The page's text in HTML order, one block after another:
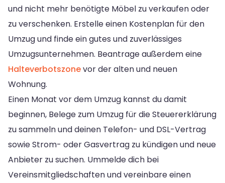
und nicht mehr benötigte Möbel zu verkaufen oder
zu verschenken. Erstelle einen Kostenplan für den
Umzug und finde ein gutes und zuverlässiges
Umzugsunternehmen. Beantrage außerdem eine
Halteverbotszonevor der alten und neuen
Wohnung.
Einen Monat vor dem Umzug kannst du damit
beginnen, Belege zum Umzug für die Steuererklärung
zu sammeln und deinen Telefon- und DSL-Vertrag
sowie Strom- oder Gasvertrag zu kündigen und neue
Anbieter zu suchen. Ummelde dich bei
Vereinsmitgliedschaften und vereinbare einen